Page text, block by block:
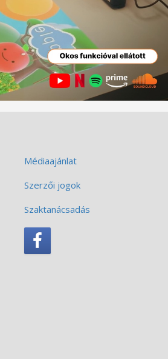
Médiaajánlat
Szerzői jogok
Szaktanácsadás